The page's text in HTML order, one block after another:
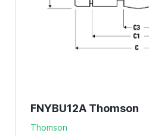
FNYBU12A Thomson
Thomson